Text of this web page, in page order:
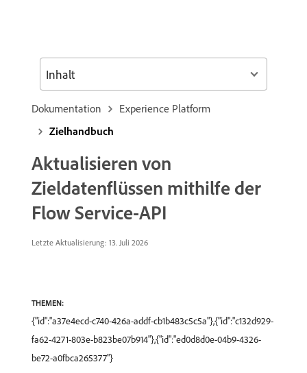
Dokumentation
Experience Platform
Zielhandbuch
Aktualisieren von
Zieldatenflüssen mithilfe der
Flow Service-API
Letzte Aktualisierung: 13. Juli 2026
THEMEN:
{"id":"a37e4ecd-c740-426a-addf-cb1b483c5c5a"},{"id":"c132d929-
fa62-4271-803e-b823be07b914"},{"id":"ed0d8d0e-04b9-4326-
be72-a0fbca265377"}
Inhalt